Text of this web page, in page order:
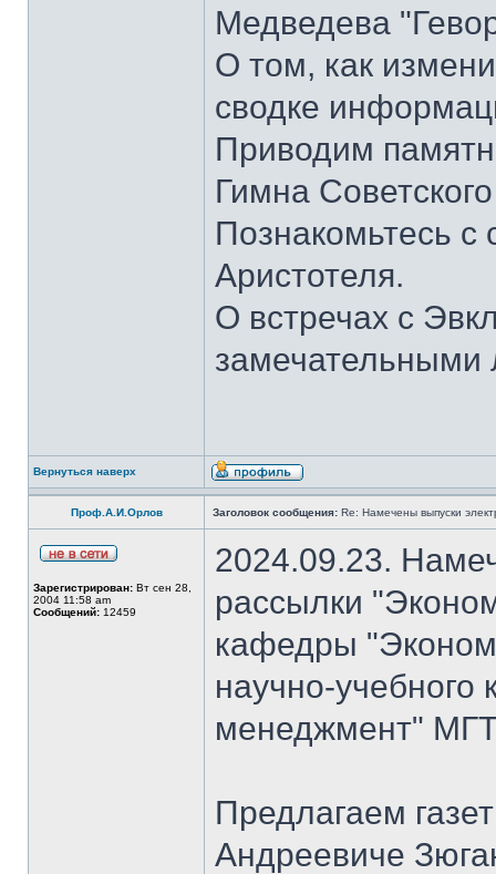
Медведева
О том, как
сводке
Приводим
Гимна
Познакомьтесь
Аристотеля.
О встречах с
Вернуться наверх
Проф.А.И.Орлов Заголовок сообщения: Re: Намечены выпуски
Зарегистрирован: Вт сен 28,
2004 11:58 am
Сообщений: 12459
2024.09.23.
рассылки
кафедры
научно-
менеджмент"
Предлагаем
Андреевиче